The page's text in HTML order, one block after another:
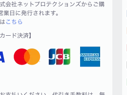
会社ネットプロテクションズからご購
業日に発行されます。
こちら
ード決済】